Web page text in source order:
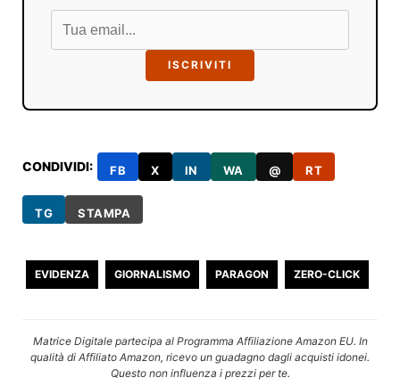
ISCRIVITI
CONDIVIDI: FB X IN WA @ RT
TG STAMPA
EVIDENZA GIORNALISMO PARAGON ZERO-CLICK
Matrice Digitale partecipa al Programma Affiliazione Amazon EU. In
qualità di Affiliato Amazon, ricevo un guadagno dagli acquisti idonei.
Questo non influenza i prezzi per te.